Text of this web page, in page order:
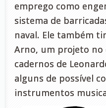
emprego como
sistema de
naval. Ele também
Arno, um projeto no
cadernos de
alguns de possível
instrumentos